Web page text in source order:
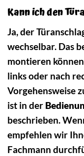
Kann ich den
Ja, der
wechselbar. Das
montieren
links oder nach
Vorgehensweise
ist in der
beschrieben.
empfehlen wir
Fachmann